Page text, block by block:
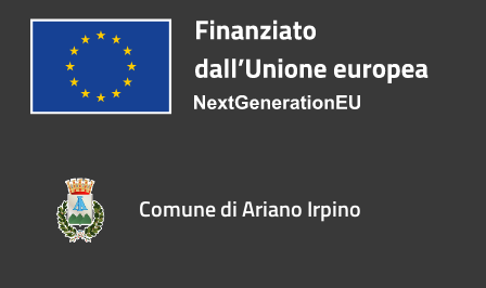
Comune di Ariano Irpino